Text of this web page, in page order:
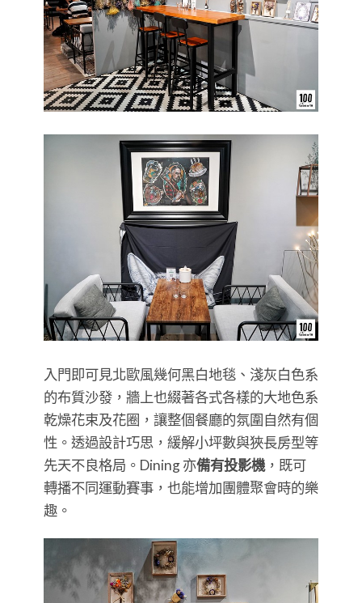
入門即可見北歐風幾何黑白地毯、淺灰白色系
的布質沙發，牆上也綴著各式各樣的大地色系
乾燥花束及花圈，讓整個餐廳的氛圍自然有個
性。透過設計巧思，緩解小坪數與狹長房型等
先天不良格局。Dining 亦備有投影機 ，既可
轉播不同運動賽事，也能增加團體聚會時的樂
趣。